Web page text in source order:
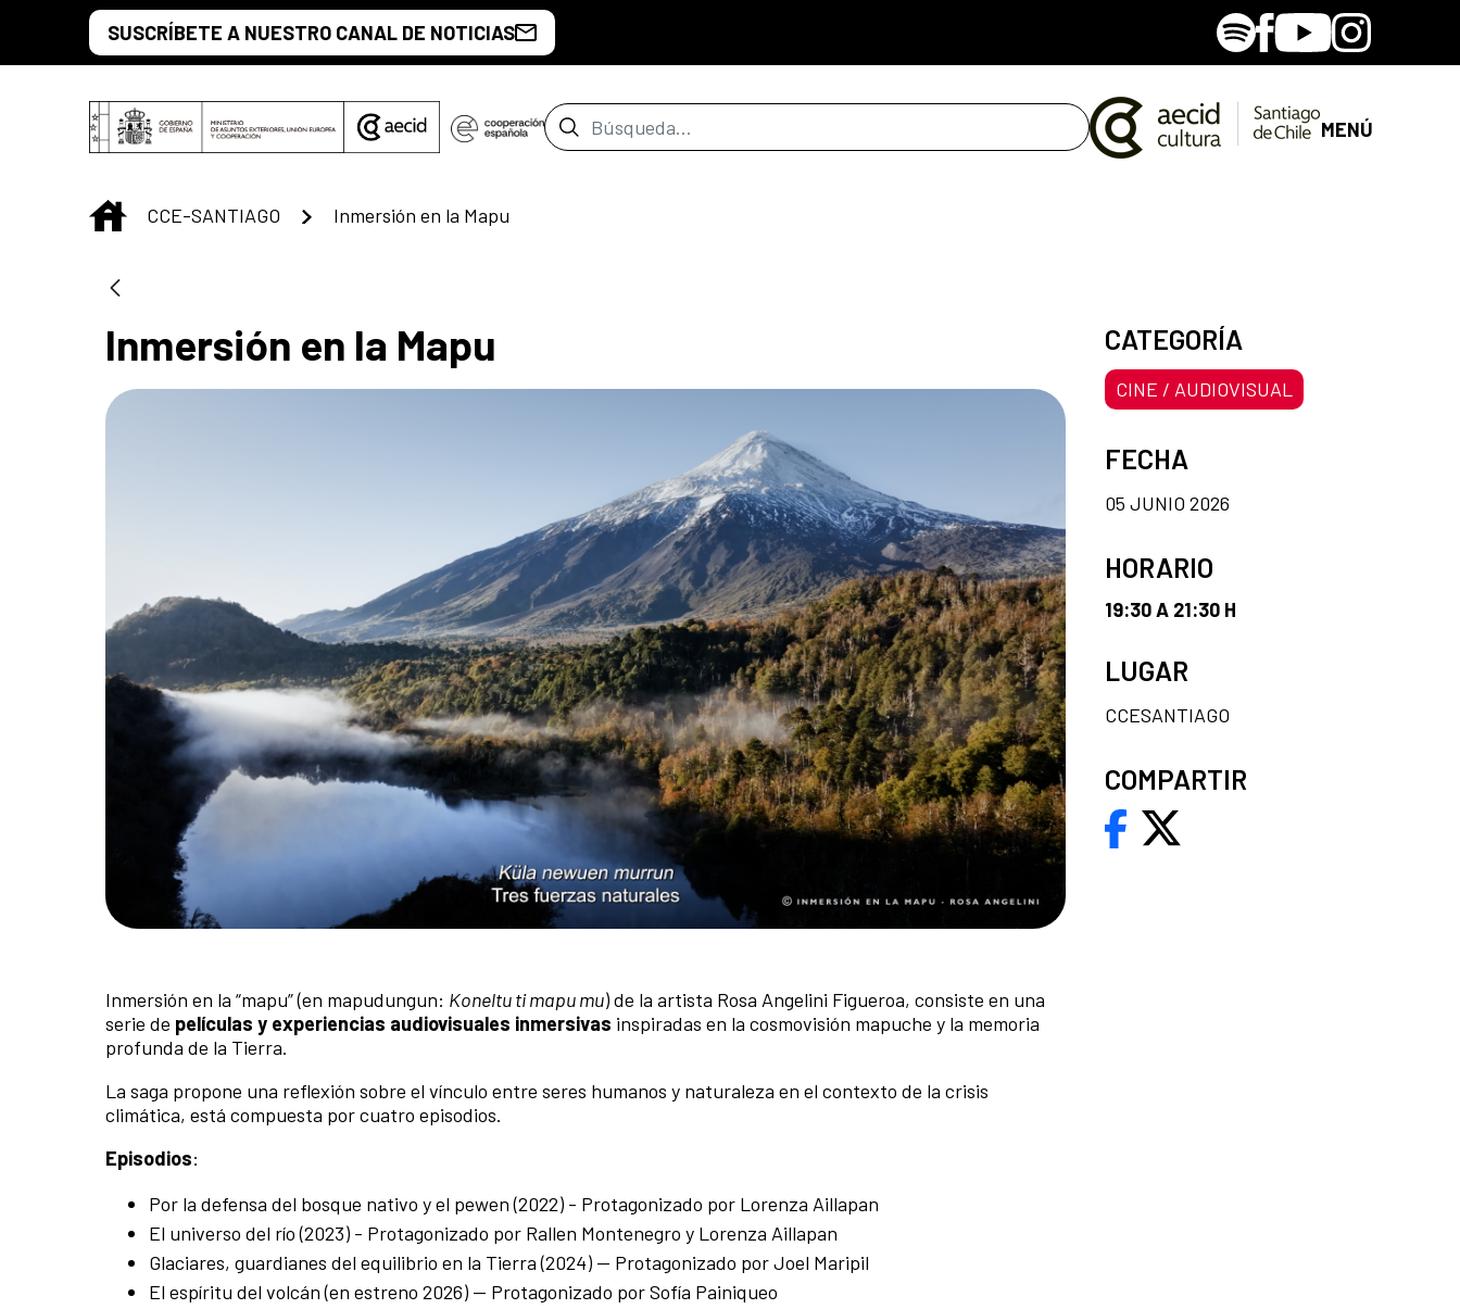
Saltar al contenido principal
SUSCRÍBETE A NUESTRO CANAL DE NOTICIAS SpotifyFacebook
YoutubeInstagram
Barra de búsqueda MENÚ
INICIO
CCE-SANTIAGO Inmersión en la Mapu
Inmersión en la Mapu
Inmersión en la “mapu” (en mapudungun: Koneltu ti mapu mu) de la artista Rosa Angelini Figueroa, consiste en una
serie de películas y experiencias audiovisuales inmersivas inspiradas en la cosmovisión mapuche y la memoria
profunda de la Tierra.
La saga propone una reflexión sobre el vínculo entre seres humanos y naturaleza en el contexto de la crisis
climática, está compuesta por cuatro episodios.
Episodios:
Por la defensa del bosque nativo y el pewen (2022) - Protagonizado por Lorenza Aillapan
El universo del río (2023) - Protagonizado por Rallen Montenegro y Lorenza Aillapan
Glaciares, guardianes del equilibrio en la Tierra (2024) — Protagonizado por Joel Maripil
El espíritu del volcán (en estreno 2026) — Protagonizado por Sofía Painiqueo
CATEGORÍA
CINE / AUDIOVISUAL
FECHA
05 JUNIO 2026
HORARIO
19:30 A 21:30 H
LUGAR
CCESANTIAGO
COMPARTIR